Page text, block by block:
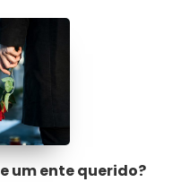
um ente querido?